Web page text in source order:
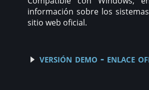
información sobre los
sitio web oficial.
versión demo - enlace